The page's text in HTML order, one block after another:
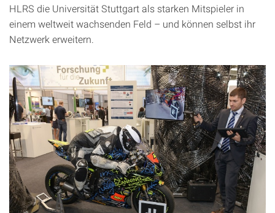
HLRS die Universität Stuttgart als starken Mitspieler in
einem weltweit wachsenden Feld – und können selbst ihr
Netzwerk erweitern.